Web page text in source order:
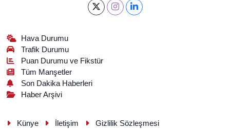
Hava Durumu
Trafik Durumu
Puan Durumu ve Fikstür
Tüm Manşetler
Son Dakika Haberleri
Haber Arşivi
Künye İletişim Gizlilik Sözleşmesi